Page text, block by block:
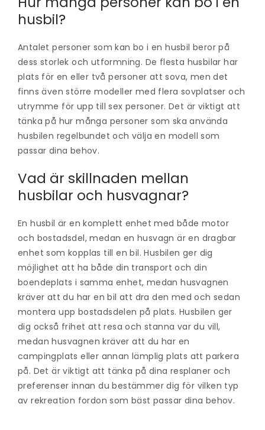
husbil?
Antalet personer som kan bo i en husbil beror på
dess storlek och utformning. De flesta husbilar har
plats för en eller två personer att sova, men det
finns även större modeller med flera sovplatser och
utrymme för upp till sex personer. Det är viktigt att
tänka på hur många personer som ska använda
husbilen regelbundet och välja en modell som
passar dina behov.
Vad är skillnaden mellan
husbilar och husvagnar?
En husbil är en komplett enhet med både motor
och bostadsdel, medan en husvagn är en dragbar
enhet som kopplas till en bil. Husbilen ger dig
möjlighet att ha både din transport och din
boendeplats i samma enhet, medan husvagnen
kräver att du har en bil att dra den med och sedan
montera upp bostadsdelen på plats. Husbilen ger
dig också frihet att resa och stanna var du vill,
medan husvagnen kräver att du har en
campingplats eller annan lämplig plats att parkera
på. Det är viktigt att tänka på dina resplaner och
preferenser innan du bestämmer dig för vilken typ
av rekreation fordon som bäst passar dina behov.